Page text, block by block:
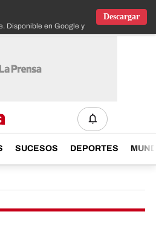
Disponible en Google y IOS
Descargar
SUCESOS DEPORTES